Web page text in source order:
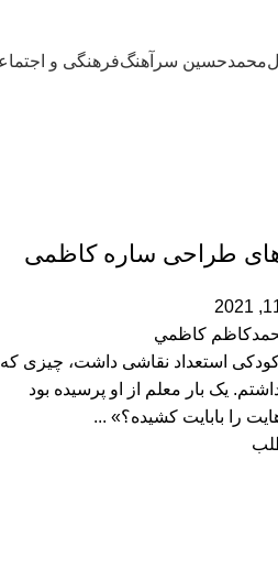
محمدحسین سرآهنگفرهنگی و
طراحی ساره کاظمی
كاظمي
استعداد نقاشی داشت، چیزی
یک بار معلم از او پرسیده بود
را بابایت کشیده؟» ...